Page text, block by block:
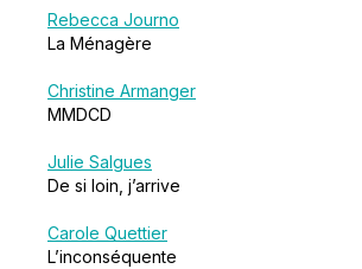
Rebecca Journo
La Ménagère
Christine Armanger
MMDCD
Julie Salgues
De si loin, j’arrive
Carole Quettier
L’inconséquente